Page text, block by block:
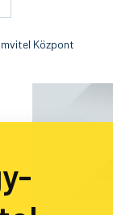
Központ